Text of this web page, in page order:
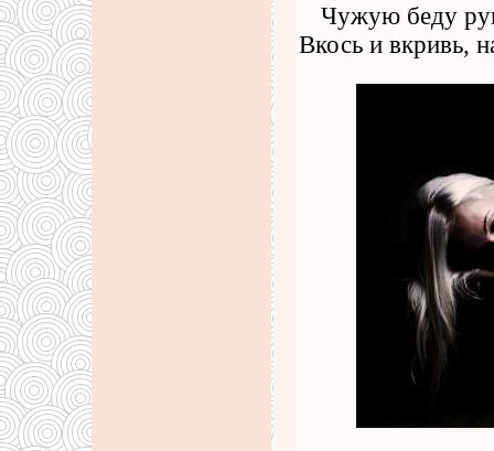
Чужую беду
Вкось и вкривь,